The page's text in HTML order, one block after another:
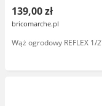
139,00 zł
bricomarche.pl
Wąż ogrodowy REFLEX 1/